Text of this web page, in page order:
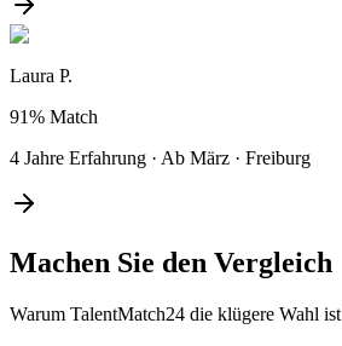
Laura P.
91% Match
4 Jahre Erfahrung · Ab März · Freiburg
Machen Sie den Vergleich
Warum TalentMatch24 die klügere Wahl ist